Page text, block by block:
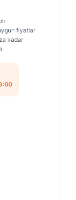
fiyatlar
kadar